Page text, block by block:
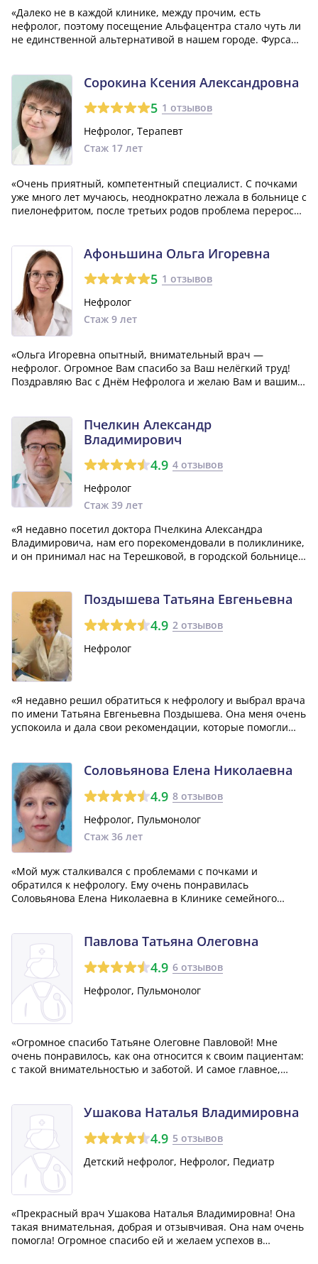
«Далеко не в каждой клинике, между прочим, есть
нефролог, поэтому посещение Альфацентра стало чуть ли
не единственной альтернативой в нашем городе. Фурса
больнице. С пиелонефритом шутки...»
Сорокина Ксения Александровна
5 1 отзывов
Нефролог, Терапевт
Стаж 17 лет
«Очень приятный, компетентный специалист. С почками
уже много лет мучаюсь, неоднократно лежала в больнице с
пиелонефритом, после третьих родов проблема переросла
сочувствует, это неподд...»Афоньшина Ольга Игоревна
5 1 отзывов
Нефролог
Стаж 9 лет
«Ольга Игоревна опытный, внимательный врач —
нефролог. Огромное Вам спасибо за Ваш нелёгкий труд!
Поздравляю Вас с Днём Нефролога и желаю Вам и вашим
Пчелкин Александр
Владимирович
4.9 4 отзывов
Нефролог
Стаж 39 лет
«Я недавно посетил доктора Пчелкина Александра
Владимировича, нам его порекомендовали в поликлинике,
и он принимал нас на Терешковой, в городской больнице
Поздышева Татьяна Евгеньевна
4.9 2 отзывов
Нефролог
«Я недавно решил обратиться к нефрологу и выбрал врача
по имени Татьяна Евгеньевна Поздышева. Она меня очень
успокоила и дала свои рекомендации, которые помогли
лечение!»
Соловьянова Елена Николаевна
4.9 8 отзывов
Нефролог, Пульмонолог
Стаж 36 лет
«Мой муж сталкивался с проблемами с почками и
обратился к нефрологу. Ему очень понравилась
Соловьянова Елена Николаевна в Клинике семейного
Павлова Татьяна Олеговна
4.9 6 отзывов
Нефролог, Пульмонолог
«Огромное спасибо Татьяне Олеговне Павловой! Мне
очень понравилось, как она относится к своим пациентам:
с такой внимательностью и заботой. И самое главное,
светло, а персонал очень до...»
Ушакова Наталья Владимировна
4.9 5 отзывов
Детский нефролог, Нефролог, Педиатр
«Прекрасный врач Ушакова Наталья Владимировна! Она
такая внимательная, добрая и отзывчивая. Она нам очень
помогла! Огромное спасибо ей и желаем успехов в